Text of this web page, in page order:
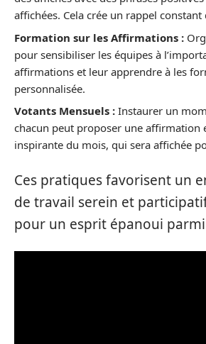
affichées. Cela crée un rappel
Formation sur les Affirmations :
pour sensibiliser les équipes à
affirmations et leur apprendre à les
personnalisée.
Votants Mensuels : Instaurer un
chacun peut proposer une affirmation
inspirante du mois, qui sera affichée
Ces pratiques favorisent un
de travail serein et
pour un esprit épanoui